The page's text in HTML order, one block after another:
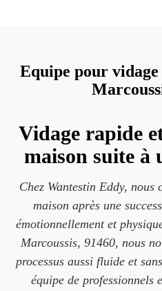
Equipe pour vidage
Vidage rapide
maison suite à
Chez Wantestin Eddy, nous
maison après une
émotionnellement et
Marcoussis, 91460, nous
processus aussi fluide et
équipe de professionnels